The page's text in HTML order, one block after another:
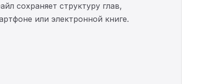
сохраняет структуру глав,
или электронной книге.